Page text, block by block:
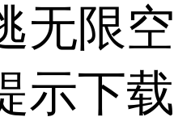
无限空
示下载